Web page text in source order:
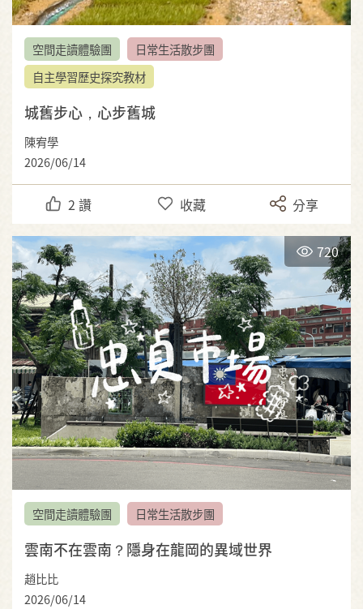
空間走讀體驗團
日常生活散步團
自主學習歷史探究教材
城舊步心，心步舊城
陳宥學
2026/06/14
2 讚 收藏 分享
720
空間走讀體驗團 日常生活散步團
雲南不在雲南？隱身在龍岡的異域世界
趙比比
2026/06/14